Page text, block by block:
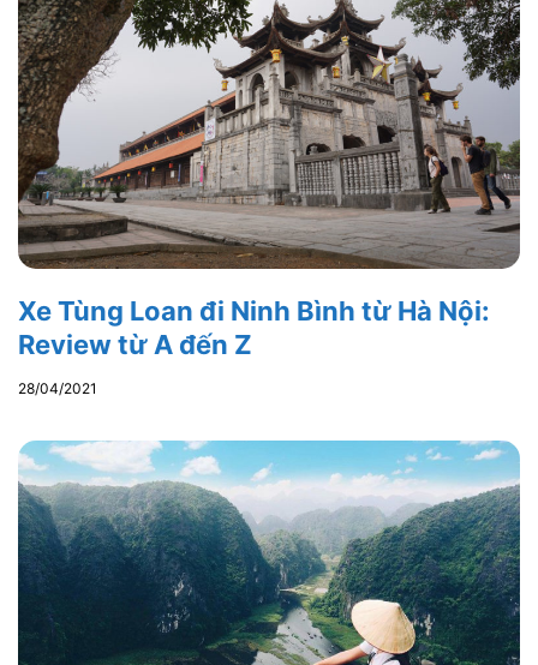
Xe Tùng Loan đi Ninh Bình từ Hà Nội:
Review từ A đến Z
28/04/2021